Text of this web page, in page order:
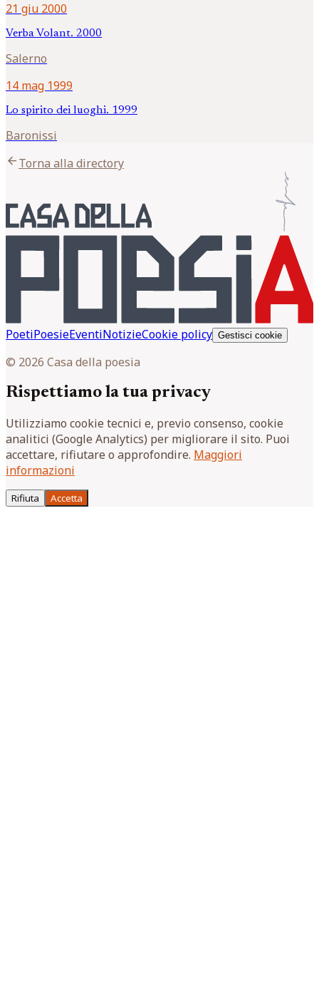
21 giu 2000
Verba Volant. 2000
Salerno
14 mag 1999
Lo spirito dei luoghi. 1999
Baronissi
arrow_backTorna alla directory
PoetiPoesieEventiNotizieCookie policy Gestisci cookie
© 2026 Casa della poesia
Rispettiamo la tua privacy
Utilizziamo cookie tecnici e, previo consenso, cookie
analitici (Google Analytics) per migliorare il sito. Puoi
accettare, rifiutare o approfondire. Maggiori
informazioni
Rifiuta Accetta